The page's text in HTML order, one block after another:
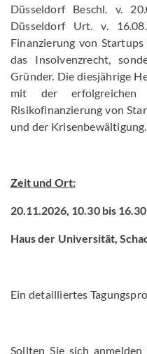
Düsseldorf Beschl. v.
Düsseldorf Urt. v.
Finanzierung von
das Insolvenzrecht,
Gründer. Die diesjährige
mit der erfolgreichen
Risikofinanzierung von
und der Krisenbewältigung.
Zeit und Ort:
20.11.2026, 10.30 bis
Haus der Universität,
Ein detailliertes
Sollten Sie sich